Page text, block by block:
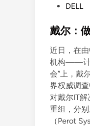
s
e
d
i
n
DELL
戴尔：
近日，在
机构——计
会”上，戴
界权威调
对戴尔IT
重组，分
（Perot